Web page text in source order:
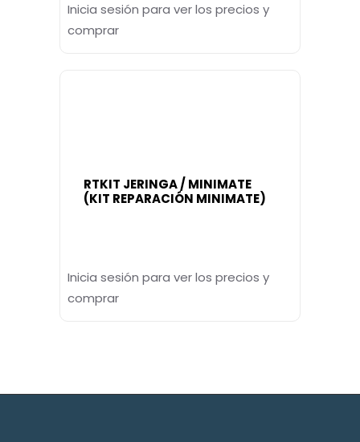
Inicia sesión para ver los precios y
comprar
RTKIT JERINGA / MINIMATE
(KIT REPARACIÓN MINIMATE)
Inicia sesión para ver los precios y
comprar